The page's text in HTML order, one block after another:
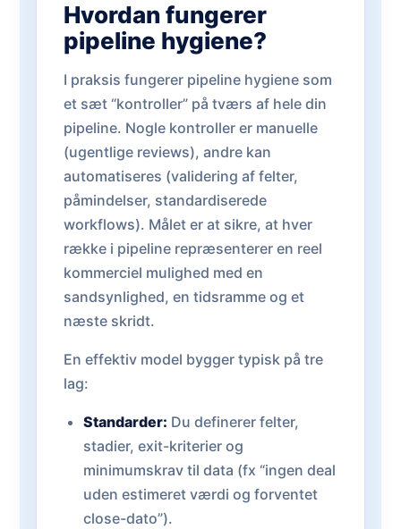
Hvordan fungerer
pipeline hygiene?
I praksis fungerer pipeline hygiene som
et sæt “kontroller” på tværs af hele din
pipeline. Nogle kontroller er manuelle
(ugentlige reviews), andre kan
automatiseres (validering af felter,
påmindelser, standardiserede
workflows). Målet er at sikre, at hver
række i pipeline repræsenterer en reel
kommerciel mulighed med en
sandsynlighed, en tidsramme og et
næste skridt.
En effektiv model bygger typisk på tre
lag:
Standarder: Du definerer felter,
stadier, exit-kriterier og
minimumskrav til data (fx “ingen deal
uden estimeret værdi og forventet
close-dato”).